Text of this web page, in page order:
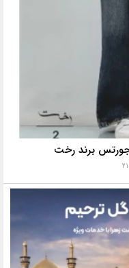
برند رخت